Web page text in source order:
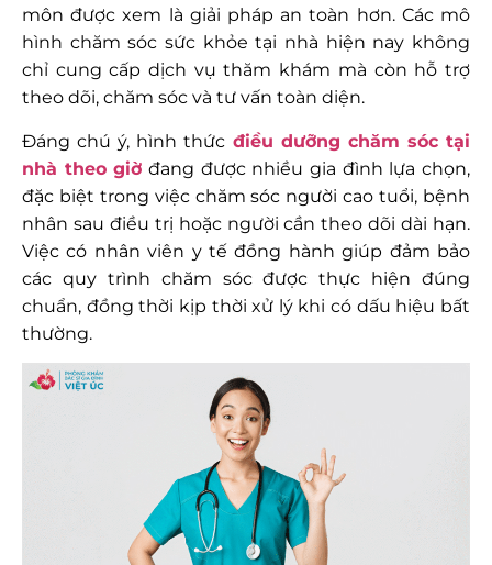
môn được xem là giải pháp an toàn hơn. Các mô
hình chăm sóc sức khỏe tại nhà hiện nay không
chỉ cung cấp dịch vụ thăm khám mà còn hỗ trợ
theo dõi, chăm sóc và tư vấn toàn diện.
Đáng chú ý, hình thức điều dưỡng chăm sóc tại
nhà theo giờ đang được nhiều gia đình lựa chọn,
đặc biệt trong việc chăm sóc người cao tuổi, bệnh
nhân sau điều trị hoặc người cần theo dõi dài hạn.
Việc có nhân viên y tế đồng hành giúp đảm bảo
các quy trình chăm sóc được thực hiện đúng
chuẩn, đồng thời kịp thời xử lý khi có dấu hiệu bất
thường.